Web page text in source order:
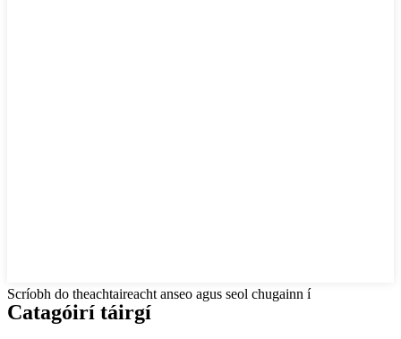
Scríobh do theachtaireacht anseo agus seol chugainn í
Catagóirí táirgí